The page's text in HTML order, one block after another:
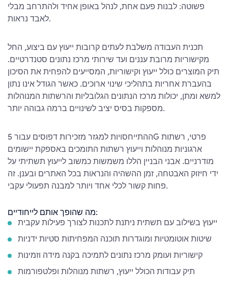
פשוטה: לבנות פעם אחת, לנהל באופן אחיד ולהתרחב מבלי
לאבד נראות.
תכנית העבודה משלבת לעתים קרובות ייעוץ עם ביצוע, החל
מקישוריות מרובת עננים ועד שירותי מרכז נתונים סטנדרטיים.
תיק המוצרים כולל ייעוץ וקישוריות, המסייעים להפחית את הסיכון
בהעברת אחריות בתהליכי שינוי ארוכים. כאשר הגודל אינו נתון
למשא ומתן, יכולות מרכז הנתונים הגלובליות והרשתות המנוהלות
מספקות בסיס יציב לשינויים ברמה גבוהה יותר.
ההתייחסויות למגזר מזכירות דפוסים עבור 5G פרטי, רשתות
ארגוניות מנוהלות וייעוץ רשתות התומכים באספקת יישומים
מודרניים. אבני הבניין הללו משמשות כמשוב לייעוץ תשתיתי על
ידי חיזוק האבטחה, זמן ההשהיה והנראות בכל האתרים ובענן. זה
פחות קשור לכלי אחד ויותר למבנה תפעולי עקבי.
מה שהופך אותם לייחודיים:
ייעוץ בשילוב עם תשתית ניתנת לתכנות לצורך פעילות עקבית
שיטות אוטומטיות ומוגדרות תוכנה המפחיתות סטיות ידניות
קישוריות ועומק מרכז נתונים לתמיכה בקנה מידה וזמינות
תיק עבודות הכולל ייעוץ, רשתות מנוהלות ופלטפורמות